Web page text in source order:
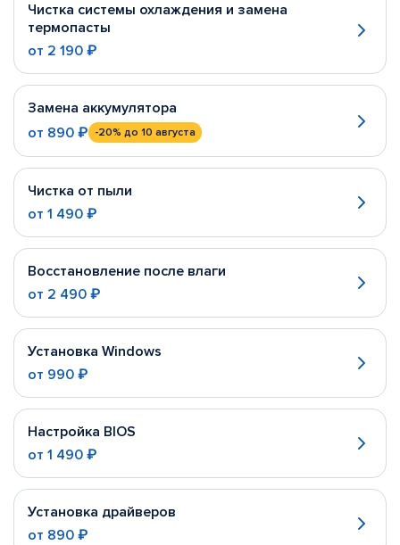
Чистка системы охлаждения и замена
термопасты
от 2 190 ₽
Замена аккумулятора
от 890 ₽ -20% до 10 августа
Чистка от пыли
от 1 490 ₽
Восстановление после влаги
от 2 490 ₽
Установка Windows
от 990 ₽
Настройка BIOS
от 1 490 ₽
Установка драйверов
от 890 ₽